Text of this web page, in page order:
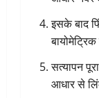
इसके बाद
सत्यापन
आधार से